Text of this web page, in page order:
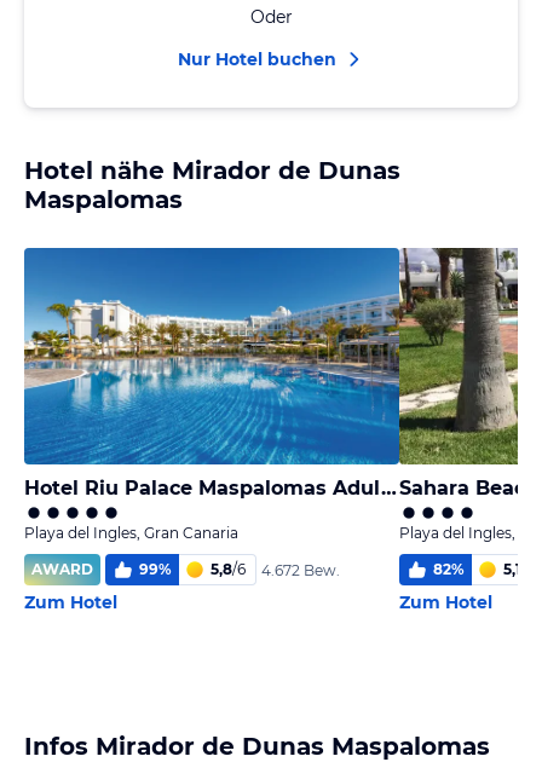
Oder
Nur Hotel buchen
Hotel nähe Mirador de Dunas
Maspalomas
Hotel Riu Palace Maspalomas Adults Only
Playa del Ingles, Gran Canaria
AWARD
99% 5,8/6 4.672 Bew.
Zum Hotel
Sahara
Playa del Ingles,
82% 5,1
Zum Hotel
Infos Mirador de Dunas Maspalomas